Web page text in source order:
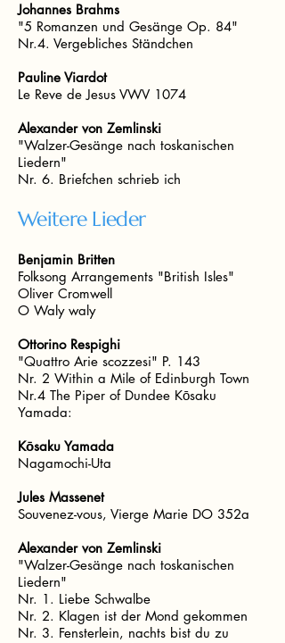
Johannes Brahms
"5 Romanzen und Gesänge Op. 84"
Nr.4. Vergebliches Ständchen
Pauline Viardot
Le Reve de Jesus VWV 1074
Alexander von Zemlinski
"Walzer-Gesänge nach toskanischen
Liedern"
Nr. 6. Briefchen schrieb ich
Weitere Lieder
Benjamin Britten
Folksong Arrangements "British Isles"
Oliver Cromwell
O Waly waly
Ottorino Respighi
"Quattro Arie scozzesi" P. 143
Nr. 2 Within a Mile of Edinburgh Town
Nr.4 The Piper of Dundee Kōsaku
Yamada:
Kōsaku Yamada
Nagamochi-Uta
Jules Massenet
Souvenez-vous, Vierge Marie DO 352a
Alexander von Zemlinski
"Walzer-Gesänge nach toskanischen
Liedern"
Nr. 1. Liebe Schwalbe
Nr. 2. Klagen ist der Mond gekommen
Nr. 3. Fensterlein, nachts bist du zu